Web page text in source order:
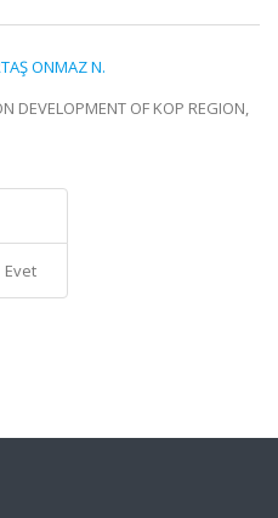
ONMAZ N.
DEVELOPMENT OF KOP REGION,
Evet